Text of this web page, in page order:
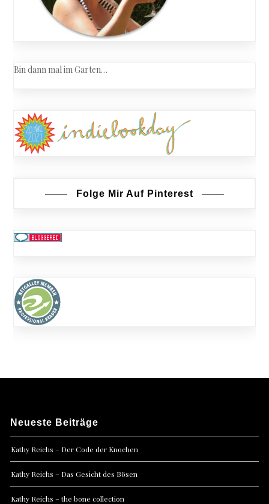
Bin dann mal im Garten…
Folge Mir Auf Pinterest
Neueste Beiträge
Kathy Reichs – Der Code der Knochen
Kathy Reichs – Das Gesicht des Bösen
Kathy Reichs – the bone collection